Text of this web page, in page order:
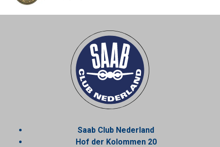
Saab Club Nederland
Hof der Kolommen 20